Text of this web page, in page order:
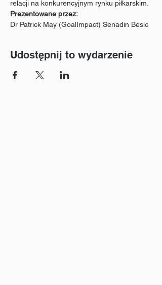
relacji na konkurencyjnym rynku piłkarskim.
Prezentowane przez:
Dr Patrick May (GoalImpact) Senadin Besic
Udostępnij to wydarzenie